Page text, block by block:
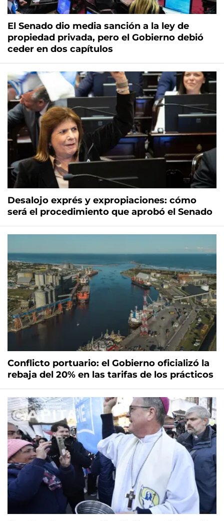
El Senado dio media sanción a la ley de
propiedad privada, pero el Gobierno debió
ceder en dos capítulos
Desalojo exprés y expropiaciones: cómo
será el procedimiento que aprobó el Senado
Conflicto portuario: el Gobierno oficializó la
rebaja del 20% en las tarifas de los prácticos